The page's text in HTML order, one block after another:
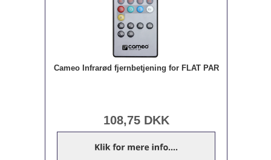
Cameo Infrarød fjernbetjening for FLAT PAR
108,75DKK